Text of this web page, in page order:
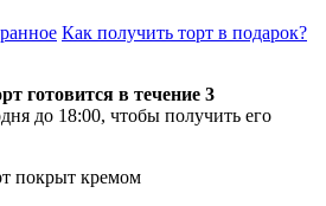
Как получить торт в подарок?
готовится в течение 3
до 18:00, чтобы получить его
покрыт кремом